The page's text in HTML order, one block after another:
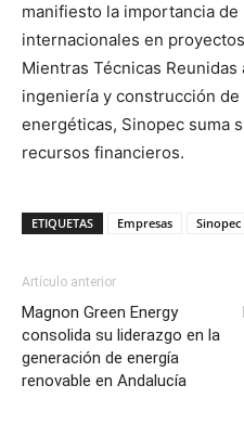
manifiesto la importancia
internacionales en
Mientras Técnicas
ingeniería y construcción
energéticas, Sinopec suma
recursos financieros.
ETIQUETAS Empresas Sinopec
Artículo anterior
Magnon Green Energy
consolida su liderazgo en la
generación de energía
renovable en Andalucía